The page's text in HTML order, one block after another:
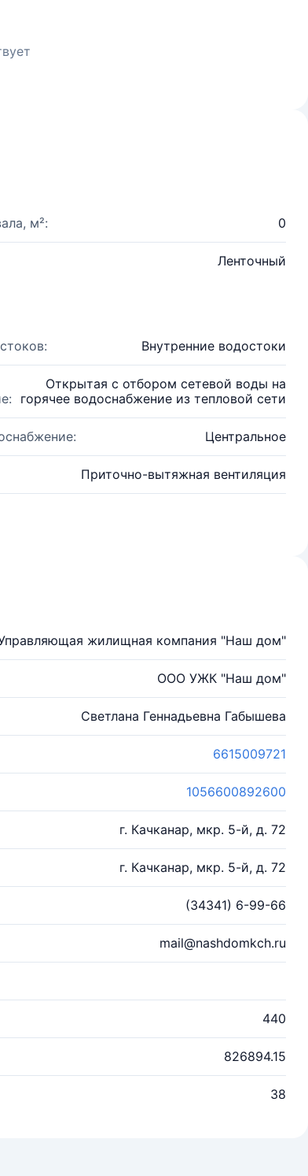
м²: 0
Ленточный
Внутренние водостоки
Открытая с отбором сетевой воды на
горячее водоснабжение из тепловой сети
Центральное
Приточно-вытяжная вентиляция
жилищная компания "Наш дом"
ООО УЖК "Наш дом"
Светлана Геннадьевна Габышева
6615009721
1056600892600
г. Качканар, мкр. 5-й, д. 72
г. Качканар, мкр. 5-й, д. 72
(34341) 6-99-66
mail@nashdomkch.ru
440
826894.15
38